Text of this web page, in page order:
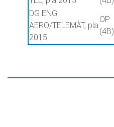
DG ENG
AERO/TELEMÀT, pla
2015
OP
(4B)